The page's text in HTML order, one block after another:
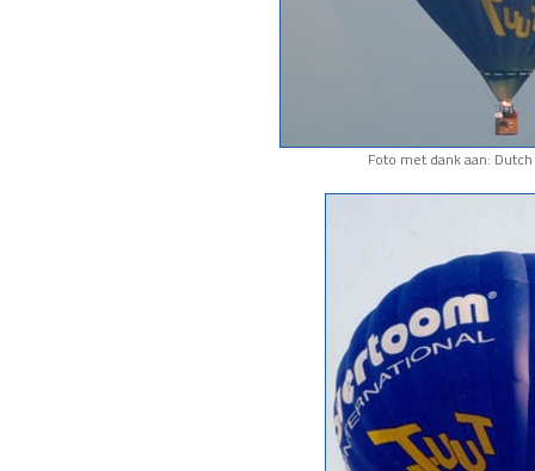
Foto met dank aan: